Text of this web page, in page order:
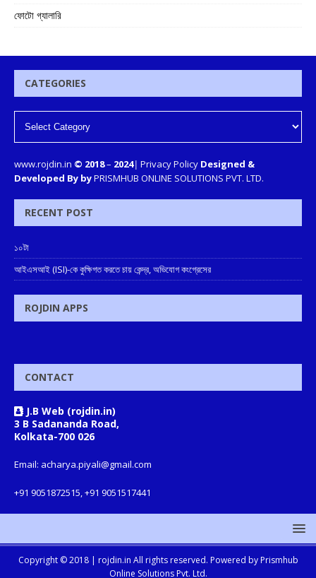
ফোটো গ্যালারি
CATEGORIES
www.rojdin.in © 2018– 2024| Privacy Policy Designed &
Developed By byPRISMHUB ONLINE SOLUTIONS PVT. LTD.
RECENT POST
১০টা
আইএসআই (ISI)-কে কুক্ষিগত করতে চায় কেন্দ্র, অভিযোগ কংগ্রেসের
ROJDIN APPS
CONTACT
J.B Web (rojdin.in)
3 B Sadananda Road,
Kolkata-700 026
Email: acharya.piyali@gmail.com
+91 9051872515, +91 9051517441
Copyright © 2018 | rojdin.in All rights reserved. Powered by Prismhub
Online Solutions Pvt. Ltd.